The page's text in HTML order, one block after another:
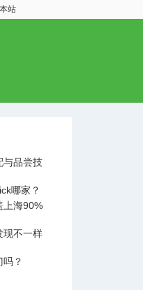
站
与品尝技
哪家？
上海90%
现不一样
吗？